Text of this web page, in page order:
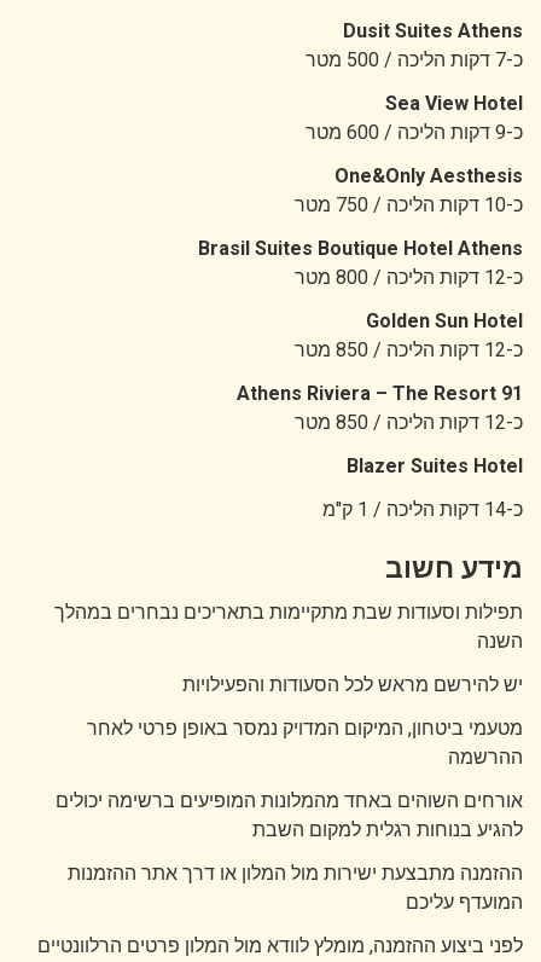
Dusit Suites Athens
כ-7 דקות הליכה / 500 מטר
Sea View Hotel
כ-9 דקות הליכה / 600 מטר
One&Only Aesthesis
כ-10 דקות הליכה / 750 מטר
Brasil Suites Boutique Hotel Athens
כ-12 דקות הליכה / 800 מטר
Golden Sun Hotel
כ-12 דקות הליכה / 850 מטר
91 Athens Riviera – The Resort
כ-12 דקות הליכה / 850 מטר
Blazer Suites Hotel
כ-14 דקות הליכה / 1 ק"מ
מידע חשוב
תפילות וסעודות שבת מתקיימות בתאריכים נבחרים במהלך
השנה
יש להירשם מראש לכל הסעודות והפעילויות
מטעמי ביטחון, המיקום המדויק נמסר באופן פרטי לאחר
ההרשמה
אורחים השוהים באחד מהמלונות המופיעים ברשימה יכולים
להגיע בנוחות רגלית למקום השבת
ההזמנה מתבצעת ישירות מול המלון או דרך אתר ההזמנות
המועדף עליכם
לפני ביצוע ההזמנה, מומלץ לוודא מול המלון פרטים הרלוונטיים